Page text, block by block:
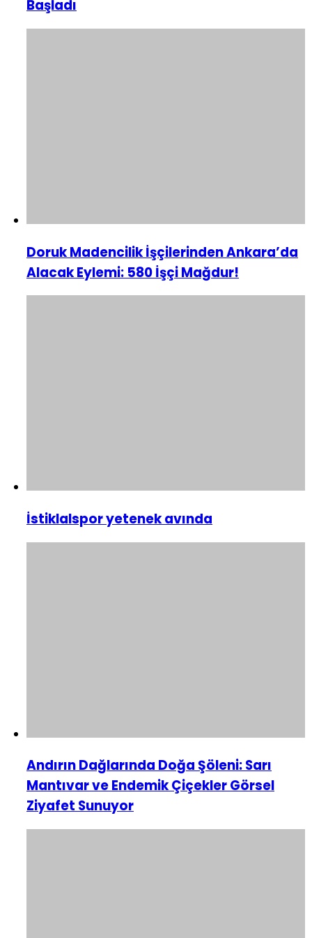
Başladı
Doruk Madencilik İşçilerinden Ankara’da
Alacak Eylemi: 580 İşçi Mağdur!
İstiklalspor yetenek avında
Andırın Dağlarında Doğa Şöleni: Sarı
Mantıvar ve Endemik Çiçekler Görsel
Ziyafet Sunuyor